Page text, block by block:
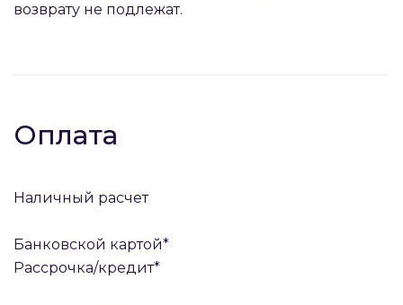
возврату не подлежат.
Оплата
Наличный расчет
Банковской картой*
Рассрочка/кредит*